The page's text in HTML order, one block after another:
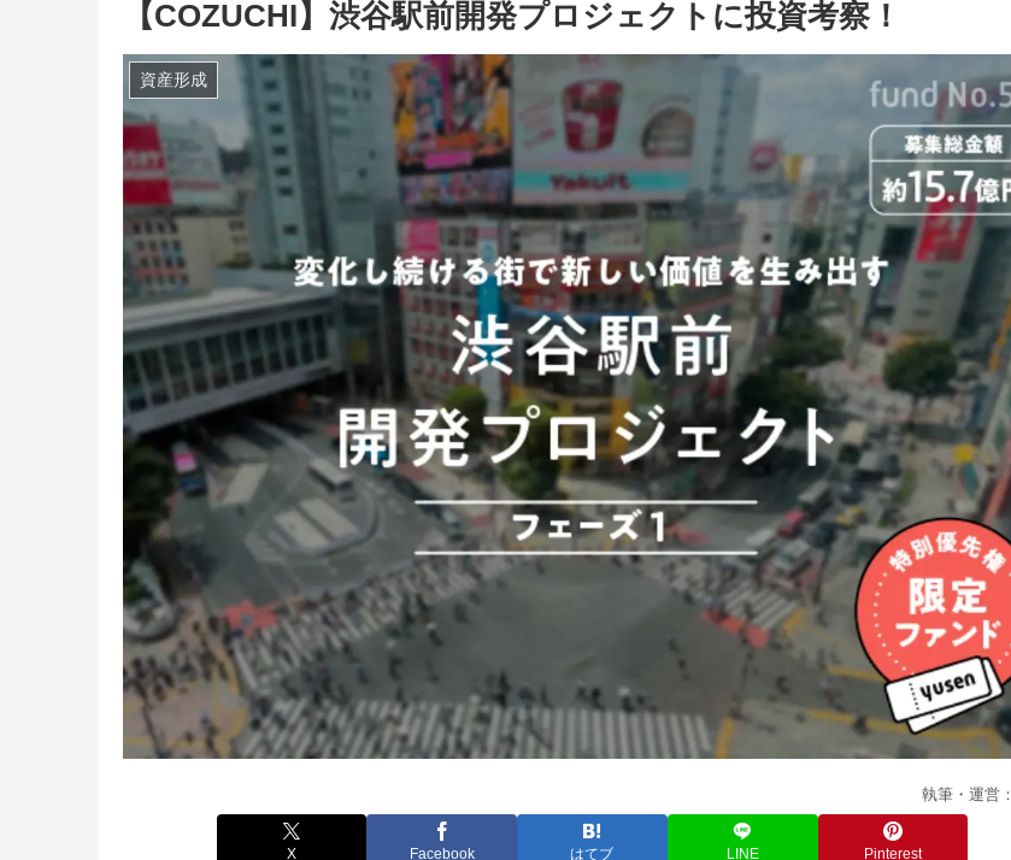
【COZUCHI】渋谷駅前開発プロジェクトに投資考察！
資産形成
執筆・運営：
X Facebook はてブ LINE Pinterest